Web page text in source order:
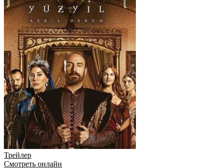
Трейлер
Смотреть онлайн